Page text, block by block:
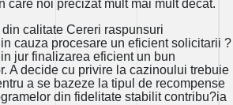
care noi precizat mult mai mult decat.
calitate Cereri raspunsuri
cauza procesare un eficient solicitarii ?
jur finalizarea eficient un bun
A decide cu privire la cazinoului trebuie
a se bazeze la tipul de recompense
din fidelitate stabilit contribu?ia